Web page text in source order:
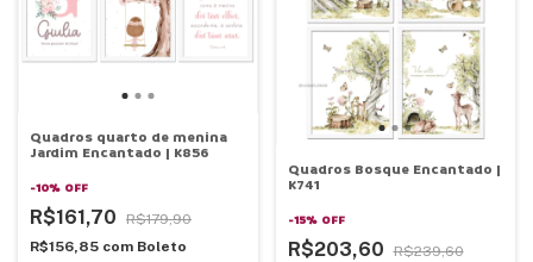
Quadros quarto de menina
Jardim Encantado | K856
-10% OFF
R$161,70
R$179,90
R$156,85 com Boleto
Quadros Bosque Encantado |
K741
-15% OFF
R$203,60
R$239,60